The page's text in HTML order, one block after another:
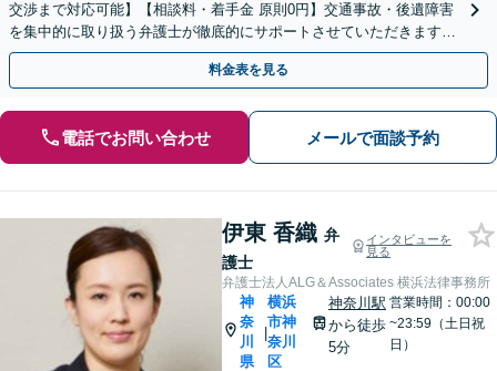
交渉まで対応可能】【相談料・着手金 原則0円】交通事故・後遺障害
を集中的に取り扱う弁護士が徹底的にサポートさせていただきます！
相談のみ大歓迎！まずはお気軽にご相談ください
料金表を見る
電話でお問い合わせ メールで面談予約
伊東 香織 弁
護士
インタビューを
見る
弁護士法人ALG＆Associates 横浜法律事務所
神
奈
川
県
|
横浜
市神
奈川
区
神奈川駅
から徒歩
5分
営業時間：00:00
~23:59（土日祝
日）